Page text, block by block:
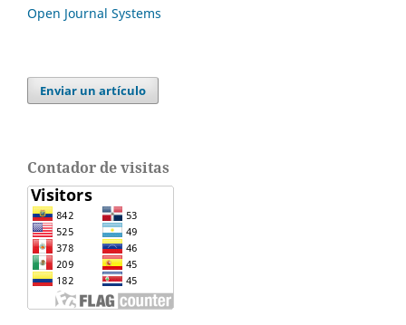
Open Journal Systems
Enviar un artículo
Contador de visitas